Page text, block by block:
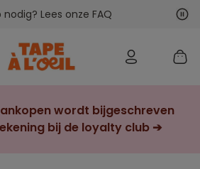
nodig? Lees onze FAQ
wordt bijgeschreven
bij de loyalty club ➔